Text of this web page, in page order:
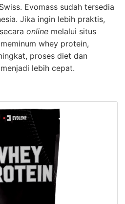
Evomass sudah tersedia
Jika ingin lebih praktis,
online melalui situs
whey protein,
proses diet dan
lebih cepat.